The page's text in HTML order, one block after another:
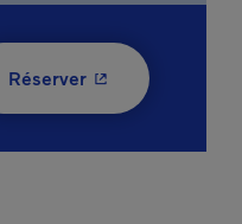
Réserver- Cet hyperlien